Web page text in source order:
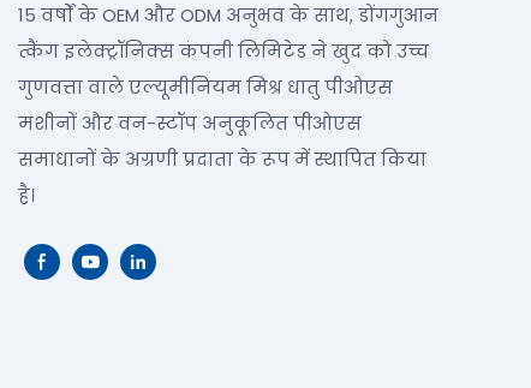
15 वर्षों के OEM और ODM अनुभव के साथ, डोंगगुआन
त्कैंग इलेक्ट्रॉनिक्स कंपनी लिमिटेड ने खुद को उच्च
गुणवत्ता वाले एल्यूमीनियम मिश्र धातु पीओएस
मशीनों और वन-स्टॉप अनुकूलित पीओएस
समाधानों के अग्रणी प्रदाता के रूप में स्थापित किया
है।